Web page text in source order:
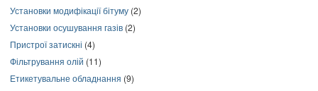
Установки модифікації бітуму (2)
Установки осушування газів (2)
Пристрої затискні (4)
Фільтрування олій (11)
Етикетувальне обладнання (9)